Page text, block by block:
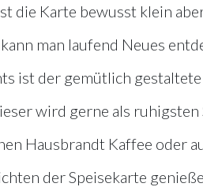
die Karte bewusst klein
man laufend Neues
ist der gemütlich
wird gerne als ruhigsten
Hausbrandt Kaffee oder
der Speisekarte